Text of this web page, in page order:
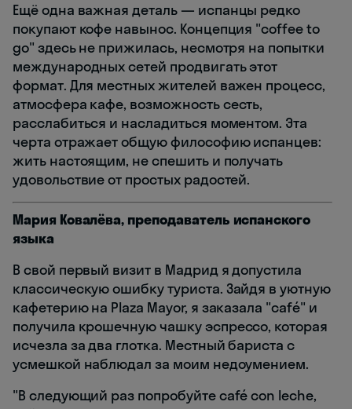
Ещё одна важная деталь — испанцы редко
покупают кофе навынос. Концепция "coffee to
go" здесь не прижилась, несмотря на попытки
международных сетей продвигать этот
формат. Для местных жителей важен процесс,
атмосфера кафе, возможность сесть,
расслабиться и насладиться моментом. Эта
черта отражает общую философию испанцев:
жить настоящим, не спешить и получать
удовольствие от простых радостей.
Мария Ковалёва, преподаватель испанского
языка
В свой первый визит в Мадрид я допустила
классическую ошибку туриста. Зайдя в уютную
кафетерию на Plaza Mayor, я заказала "café" и
получила крошечную чашку эспрессо, которая
исчезла за два глотка. Местный бариста с
усмешкой наблюдал за моим недоумением.
"В следующий раз попробуйте café con leche,